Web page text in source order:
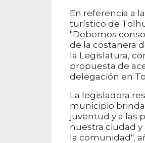
En referencia a
turístico de
"Debemos
de la costanera
la Legislatura,
propuesta de
delegación en
La legisladora
municipio
juventud y a las
nuestra ciudad
la comunidad",